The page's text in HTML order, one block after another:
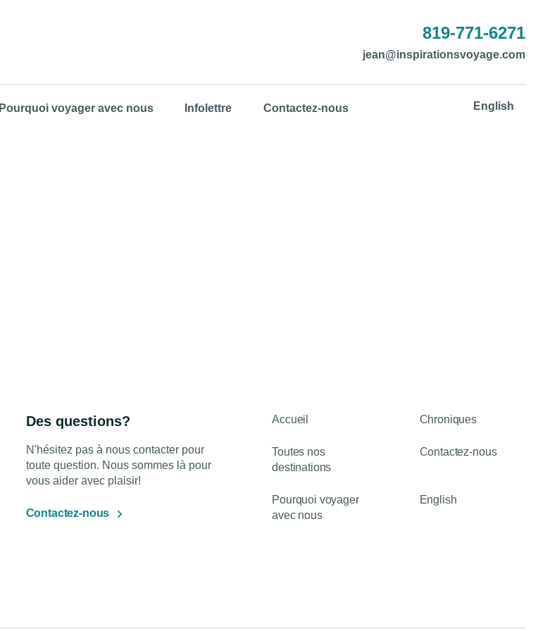
819-771-6271
jean@inspirationsvoyage.com
Pourquoi voyager avec nous Infolettre Contactez-nous English
Des questions?
N'hésitez pas à nous contacter pour
toute question. Nous sommes là pour
vous aider avec plaisir!
Contactez-nous
Accueil Chroniques
Toutes nos
destinations
Contactez-nous
Pourquoi voyager
avec nous
English